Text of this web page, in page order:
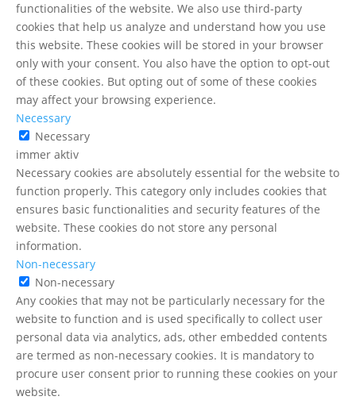
functionalities of the website. We also use third-party
cookies that help us analyze and understand how you use
this website. These cookies will be stored in your browser
only with your consent. You also have the option to opt-out
of these cookies. But opting out of some of these cookies
may affect your browsing experience.
Necessary
Necessary
immer aktiv
Necessary cookies are absolutely essential for the website to
function properly. This category only includes cookies that
ensures basic functionalities and security features of the
website. These cookies do not store any personal
information.
Non-necessary
Non-necessary
Any cookies that may not be particularly necessary for the
website to function and is used specifically to collect user
personal data via analytics, ads, other embedded contents
are termed as non-necessary cookies. It is mandatory to
procure user consent prior to running these cookies on your
website.